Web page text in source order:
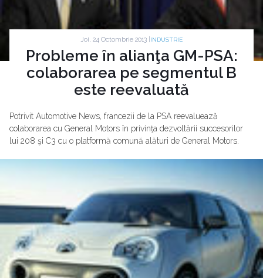
Joi, 24 Octombrie 2013 | INDUSTRIE
Probleme în alianţa GM-PSA:
colaborarea pe segmentul B
este reevaluată
Potrivit Automotive News, francezii de la PSA reevaluează
colaborarea cu General Motors în privinţa dezvoltării succesorilor
lui 208 şi C3 cu o platformă comună alături de General Motors.